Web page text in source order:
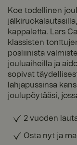
Koe todellinen
kappaletta. Lars
klassisten
posliinista
jouluaiheilla ja
sopivat
lahjapussinsa
joulupöytääsi,
2 vuoden
Osta nyt ja